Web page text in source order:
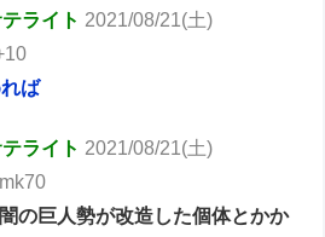
ライト 2021/08/21(土)
ば
ライト 2021/08/21(土)
の巨人勢が改造した個体とかか